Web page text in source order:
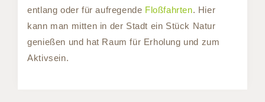
entlang oder für aufregende Floßfahrten. Hier
kann man mitten in der Stadt ein Stück Natur
genießen und hat Raum für Erholung und zum
Aktivsein.